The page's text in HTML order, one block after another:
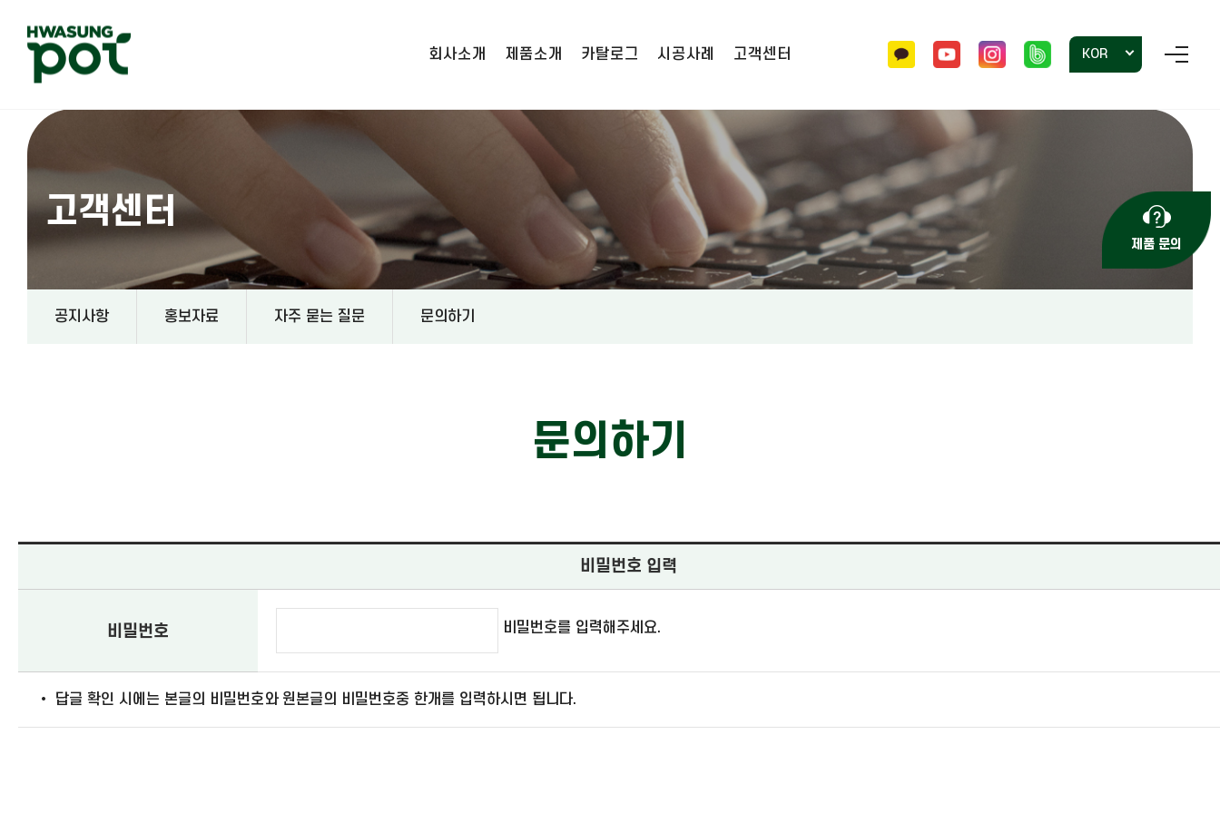
회사소개
연혁 인증현황 오시는길
제품소개
육묘포트 관수자재 멀티박스 수확상자 사각포트 묘목
카탈로그
카탈로그
시공사례
시공사례
고객센터
자주 묻는 질문
KOR
고객센터
공지사항 홍보자료 자주 묻는 질문 문의하기
제품 문의
문의하기
비밀번호 입력
비밀번호 비밀번호를 입력해주세요.
• 답글 확인 시에는 본글의 비밀번호와 원본글의 비밀번호중 한개를 입력하시면 됩니다.